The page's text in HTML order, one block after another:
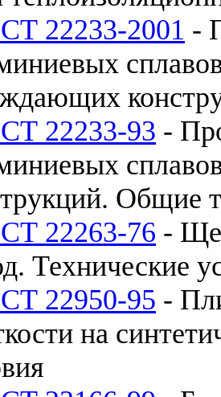
22233-2001 -
22233-93 -
Общие
22263-76 -
Технические
22950-95 -
на